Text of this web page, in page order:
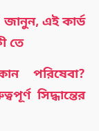
জানুন, এই কার্ড
তে
পরিষেবা?
সিদ্ধান্তের